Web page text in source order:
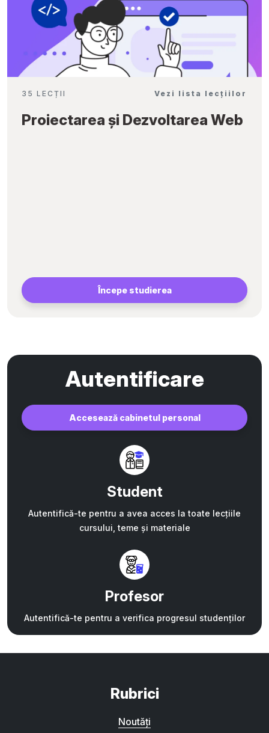
35 LECȚII Vezi lista lecțiilor
Proiectarea și Dezvoltarea Web
Începe studierea
Autentificare
Accesează cabinetul personal
Student
Autentifică-te pentru a avea acces la toate lecțiile
cursului, teme și materiale
Profesor
Autentifică-te pentru a verifica progresul studenților
Rubrici
Noutăți